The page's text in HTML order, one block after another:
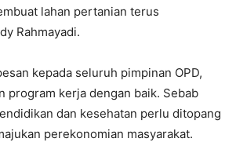
lahan pertanian terus
Rahmayadi.
kepada seluruh pimpinan OPD,
program kerja dengan baik. Sebab
dan kesehatan perlu ditopang
perekonomian masyarakat.